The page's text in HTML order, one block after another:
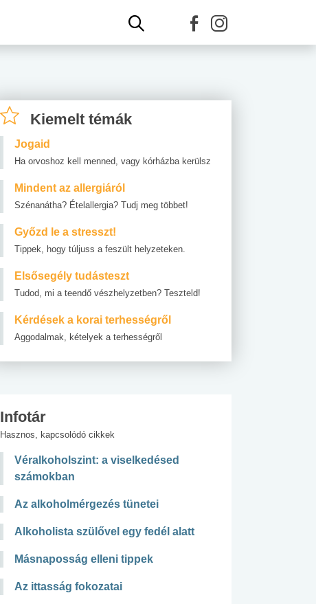
Kiemelt témák
Jogaid
Ha orvoshoz kell menned, vagy kórházba kerülsz
Mindent az allergiáról
Szénanátha? Ételallergia? Tudj meg többet!
Győzd le a stresszt!
Tippek, hogy túljuss a feszült helyzeteken.
Elsősegély tudásteszt
Tudod, mi a teendő vészhelyzetben? Teszteld!
Kérdések a korai terhességről
Aggodalmak, kételyek a terhességről
Infotár
Hasznos, kapcsolódó cikkek
Véralkoholszint: a viselkedésed
számokban
Az alkoholmérgezés tünetei
Alkoholista szülővel egy fedél alatt
Másnaposság elleni tippek
Az ittasság fokozatai